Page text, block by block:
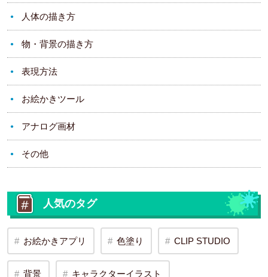
人体の描き方
物・背景の描き方
表現方法
お絵かきツール
アナログ画材
その他
人気のタグ
お絵かきアプリ 色塗り CLIP STUDIO
背景 キャラクターイラスト